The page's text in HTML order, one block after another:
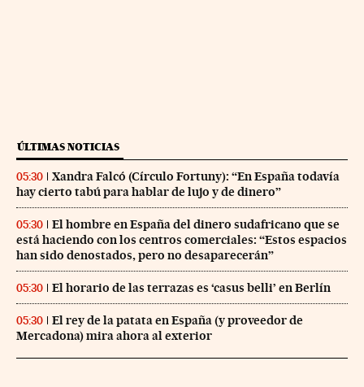
ÚLTIMAS NOTICIAS
05:30
Xandra Falcó (Círculo Fortuny): “En España todavía
hay cierto tabú para hablar de lujo y de dinero”
05:30
El hombre en España del dinero sudafricano que se
está haciendo con los centros comerciales: “Estos espacios
han sido denostados, pero no desaparecerán”
05:30 El horario de las terrazas es ‘casus belli’ en Berlín
05:30
El rey de la patata en España (y proveedor de
Mercadona) mira ahora al exterior